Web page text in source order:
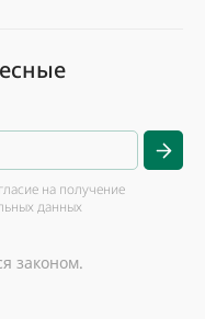
на получение
данных
законом.